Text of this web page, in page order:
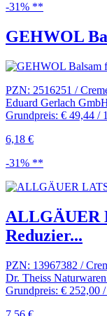
-31% **
GEHWOL
PZN: 2516251 /
Eduard Gerlach
Grundpreis: € 49,44 /
6,18 €
-31% **
ALLGÄUER
Reduzier...
PZN: 13967382 /
Dr. Theiss
Grundpreis: € 252,00